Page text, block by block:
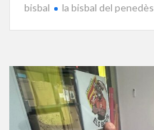
bisbal
la bisbal del penedès